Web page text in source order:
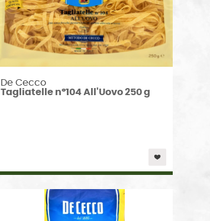
De Cecco
Tagliatelle n°104 All'Uovo 250 g